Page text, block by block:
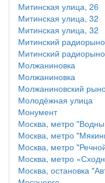
Митинская улица, 26
Митинская улица, 32
Митинская улица, 32
Митинский
Митинский
Молжаниновка
Молжаниновка
Молжаниновский
Молодёжная улица
Монумент
Москва, метро
Москва, метро
Москва, метро
Москва, метро
Москва, остановка